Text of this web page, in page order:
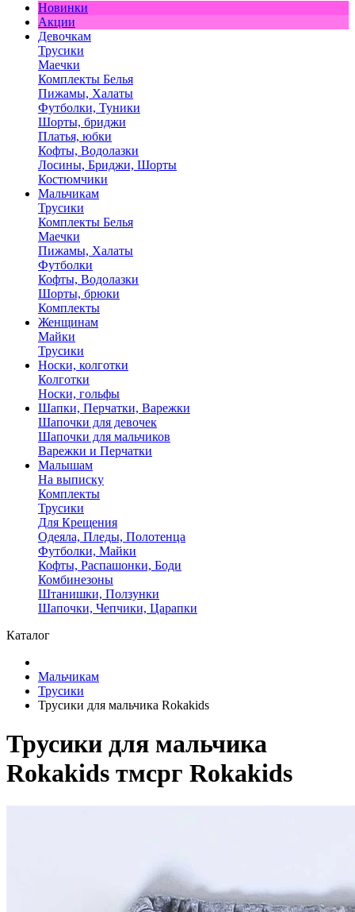
Новинки
Акции
Девочкам
Трусики
Маечки
Комплекты Белья
Пижамы, Халаты
Футболки, Туники
Шорты, бриджи
Платья, юбки
Кофты, Водолазки
Лосины, Бриджи, Шорты
Костюмчики
Мальчикам
Трусики
Комплекты Белья
Маечки
Пижамы, Халаты
Футболки
Кофты, Водолазки
Шорты, брюки
Комплекты
Женщинам
Майки
Трусики
Носки, колготки
Колготки
Носки, гольфы
Шапки, Перчатки, Варежки
Шапочки для девочек
Шапочки для мальчиков
Варежки и Перчатки
Малышам
На выписку
Комплекты
Трусики
Для Крещения
Одеяла, Пледы, Полотенца
Футболки, Майки
Кофты, Распашонки, Боди
Комбинезоны
Штанишки, Ползунки
Шапочки, Чепчики, Царапки
Каталог
Мальчикам
Трусики
Трусики для мальчика Rokakids
Трусики для мальчика
Rokakids тмсрг Rokakids